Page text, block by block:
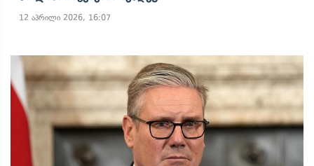
12 აპრილი 2026, 16:07